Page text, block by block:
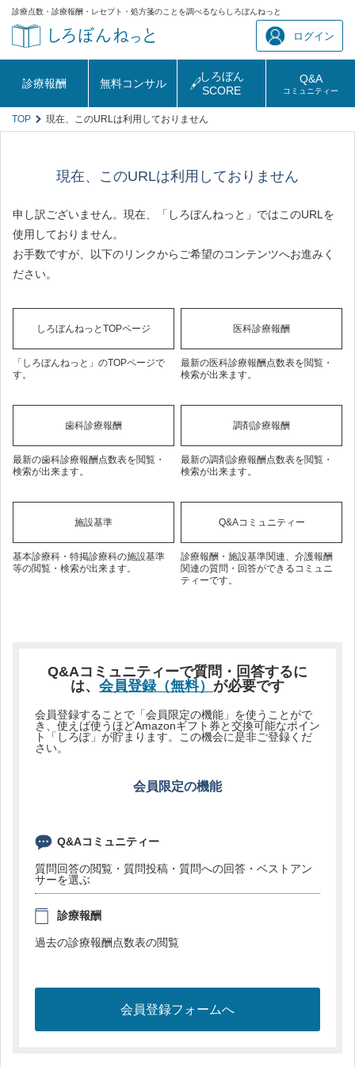
診療点数・診療報酬・レセプト・処方箋のことを調べるならしろぼんねっと
ログイン
診療報酬 無料コンサル
しろぼん
SCORE
Q&A
コミュニティー
TOP 現在、このURLは利用しておりません
現在、このURLは利用しておりません
申し訳ございません。現在、「しろぼんねっと」ではこのURLを
使用しておりません。
お手数ですが、以下のリンクからご希望のコンテンツへお進みく
ださい。
しろぼんねっとTOPページ
「しろぼんねっと」のTOPページで
す。
医科診療報酬
最新の医科診療報酬点数表を閲覧・
検索が出来ます。
歯科診療報酬
最新の歯科診療報酬点数表を閲覧・
検索が出来ます。
調剤診療報酬
最新の調剤診療報酬点数表を閲覧・
検索が出来ます。
施設基準
基本診療科・特掲診療科の施設基準
等の閲覧・検索が出来ます。
Q&Aコミュニティー
診療報酬・施設基準関連、介護報酬
関連の質問・回答ができるコミュニ
ティーです。
Q&Aコミュニティーで質問・回答するに
は、 会員登録（無料） が必要です
会員登録することで「会員限定の機能」を使うことがで
き、使えば使うほどAmazonギフト券と交換可能なポイン
ト「しろぽ」が貯まります。この機会に是非ご登録くだ
さい。
会員限定の機能
Q&Aコミュニティー
質問回答の閲覧・質問投稿・質問への回答・ベストアン
サーを選ぶ
診療報酬
過去の診療報酬点数表の閲覧
会員登録フォームへ